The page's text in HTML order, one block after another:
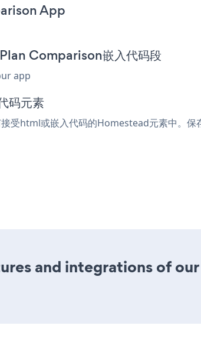
App
Comparison嵌入代码段
app
码元素
受html或嵌入代码的Homestead元素中。
and integrations of